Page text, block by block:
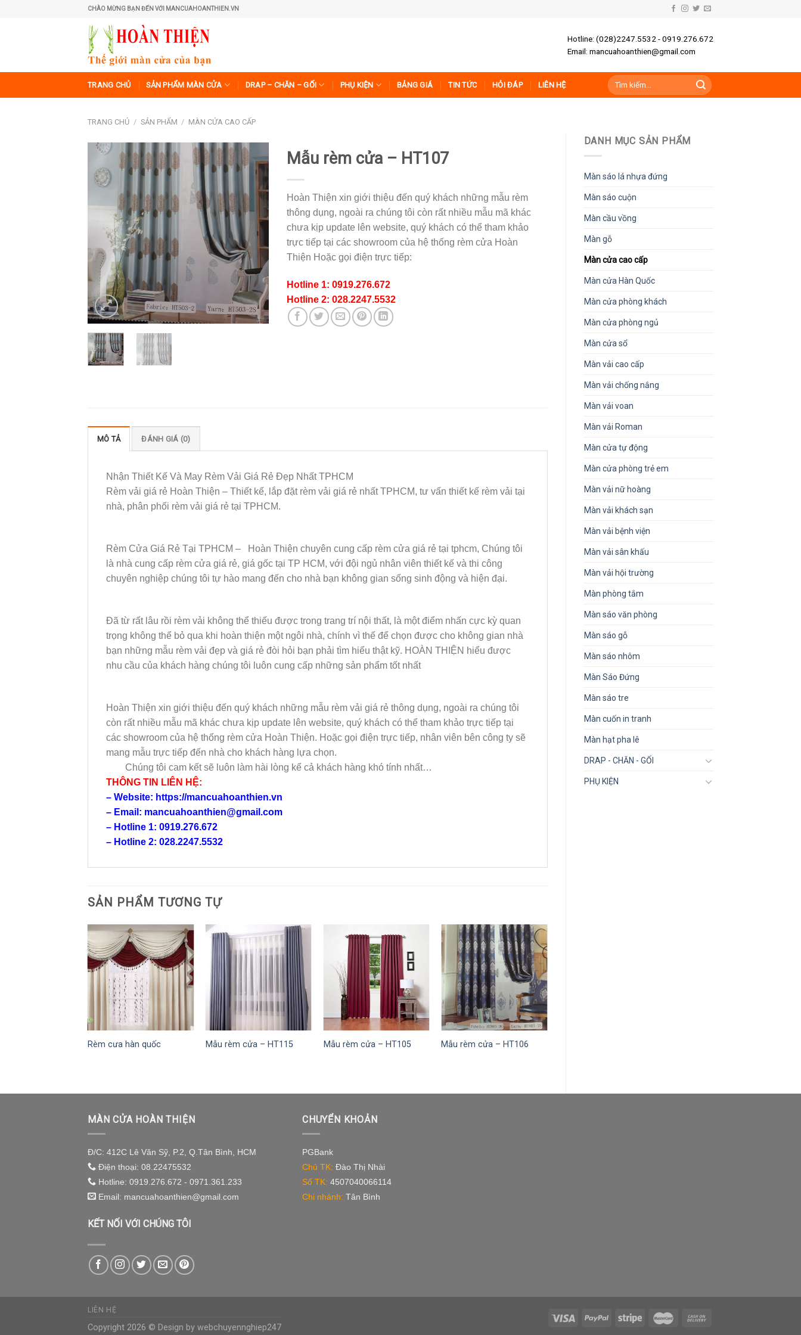
CHÀO MỪNG BẠN ĐẾN VỚI MANCUAHOANTHIEN.VN
Hotline: (028)2247.5532 - 0919.276.672
Email: mancuahoanthien@gmail.com
TRANG CHỦ SẢN PHẨM MÀN CỬA DRAP – CHĂN – GỐI PHỤ KIỆN BẢNG GIÁ TIN TỨC HỎI ĐÁP LIÊN HỆ
Tìm
kiếm:
TRANG CHỦ / SẢN PHẨM / MÀN CỬA CAO CẤP
DANH MỤC SẢN PHẨM
Màn sáo lá nhựa đứng
Màn sáo cuộn
Màn cầu vồng
Màn gỗ
Màn cửa cao cấp
Màn cửa Hàn Quốc
Màn cửa phòng khách
Màn cửa phòng ngủ
Màn cửa sổ
Màn vải cao cấp
Màn vải chống nắng
Màn vải voan
Màn vải Roman
Màn cửa tự động
Màn cửa phòng trẻ em
Màn vải nữ hoàng
Màn vải khách sạn
Màn vải bệnh viện
Màn vải sân khấu
Màn vải hội trường
Màn phòng tắm
Màn sáo văn phòng
Màn sáo gỗ
Màn sáo nhôm
Màn Sáo Đứng
Màn sáo tre
Màn cuốn in tranh
Màn hạt pha lê
DRAP - CHĂN - GỐI
PHỤ KIỆN
Mẫu rèm cửa – HT107
Hoàn Thiện xin giới thiệu đến quý khách những mẫu rèm
thông dụng, ngoài ra chúng tôi còn rất nhiều mẫu mã khác
chưa kịp update lên website, quý khách có thể tham khảo
trực tiếp tại các showroom của hệ thống rèm cửa Hoàn
Thiện Hoặc gọi điện trực tiếp:
Hotline 1: 0919.276.672
Hotline 2: 028.2247.5532
MÔ TẢ ĐÁNH GIÁ (0)
Nhận Thiết Kế Và May Rèm Vải Giá Rẻ Đẹp Nhất TPHCM
Rèm vải giá rẻ Hoàn Thiện – Thiết kế, lắp đặt rèm vải giá rẻ nhất TPHCM, tư vấn thiết kế rèm vải tại
nhà, phân phối rèm vải giá rẻ tại TPHCM.
Rèm Cửa Giá Rẻ Tại TPHCM – Hoàn Thiện chuyên cung cấp rèm cửa giá rẻ tại tphcm, Chúng tôi
là nhà cung cấp rèm cửa giá rẻ, giá gốc tại TP HCM, với đội ngủ nhân viên thiết kế và thi công
chuyên nghiệp chúng tôi tự hào mang đến cho nhà bạn không gian sống sinh động và hiện đại.
Đã từ rất lâu rồi rèm vải không thể thiếu được trong trang trí nội thất, là một điểm nhấn cực kỳ quan
trọng không thể bỏ qua khi hoàn thiện một ngôi nhà, chính vì thế để chọn được cho không gian nhà
bạn những mẫu rèm vải đẹp và giá rẻ đòi hỏi bạn phải tìm hiểu thật kỹ. HOÀN THIỆN hiểu được
nhu cầu của khách hàng chúng tôi luôn cung cấp những sản phẩm tốt nhất
Hoàn Thiện xin giới thiệu đến quý khách những mẫu rèm vải giá rẻ thông dụng, ngoài ra chúng tôi
còn rất nhiều mẫu mã khác chưa kịp update lên website, quý khách có thể tham khảo trực tiếp tại
các showroom của hệ thống rèm cửa Hoàn Thiện. Hoặc gọi điện trực tiếp, nhân viên bên công ty sẽ
mang mẫu trực tiếp đến nhà cho khách hàng lựa chọn.
Chúng tôi cam kết sẽ luôn làm hài lòng kể cả khách hàng khó tính nhất…
THÔNG TIN LIÊN HỆ:
– Website: https://mancuahoanthien.vn
– Email: mancuahoanthien@gmail.com
– Hotline 1: 0919.276.672
– Hotline 2: 028.2247.5532
SẢN PHẨM TƯƠNG TỰ
Rèm cưa hàn quốc Mẫu rèm cửa – HT115 Mẫu rèm cửa – HT105 Mẫu rèm cửa – HT106
MÀN CỬA HOÀN THIỆN
Đ/C: 412C Lê Văn Sỹ, P.2, Q.Tân Bình, HCM
Điện thoại: 08.22475532
Hotline: 0919.276.672 - 0971.361.233
Email: mancuahoanthien@gmail.com
KẾT NỐI VỚI CHÚNG TÔI
CHUYỂN KHOẢN
PGBank
Chủ TK: Đào Thị Nhài
Số TK: 4507040066114
Chi nhánh: Tân Bình
LIÊN HỆ
Copyright 2026 © Design by webchuyennghiep247